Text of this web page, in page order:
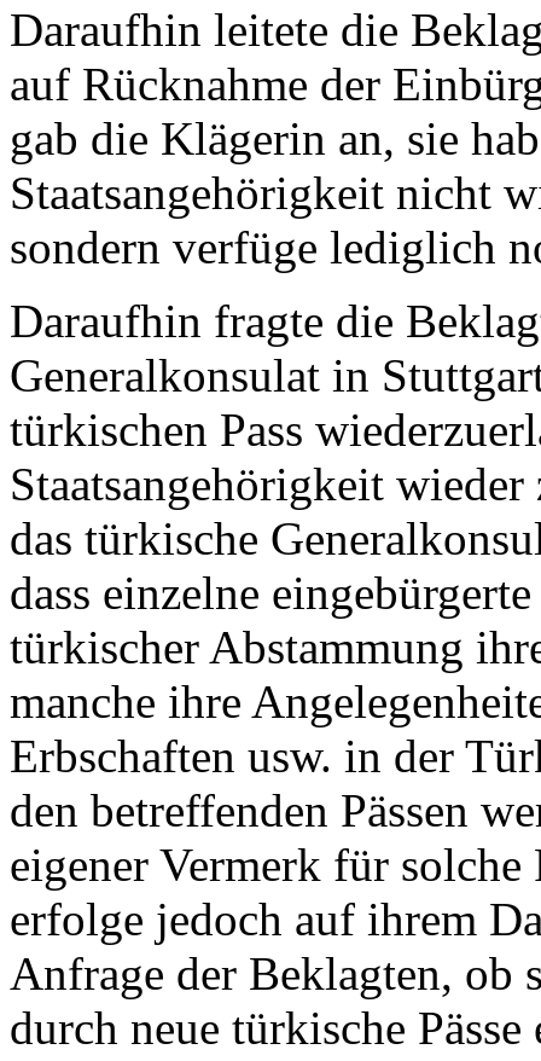
Daraufhin leitete die
auf Rücknahme der
gab die Klägerin an, sie
Staatsangehörigkeit nicht
sondern verfüge lediglich
Daraufhin fragte die
Generalkonsulat in
türkischen Pass
Staatsangehörigkeit
das türkische
dass einzelne
türkischer Abstammung
manche ihre
Erbschaften usw. in der
den betreffenden Pässen
eigener Vermerk für
erfolge jedoch auf ihrem
Anfrage der Beklagten, ob
durch neue türkische